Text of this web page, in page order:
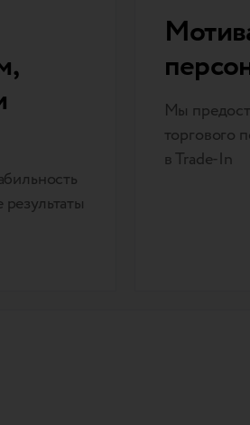
Мы
торгового
в Trade-In